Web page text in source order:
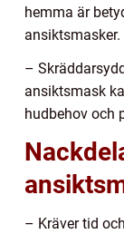
hemma är
ansiktsmasker.
–
ansiktsmask
hudbehov och
– Kräver tid